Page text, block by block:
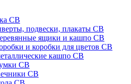
СВ
подвески, плакаты СВ
ящики и кашпо СВ
и коробки для цветов СВ
кашпо СВ
СВ
СВ